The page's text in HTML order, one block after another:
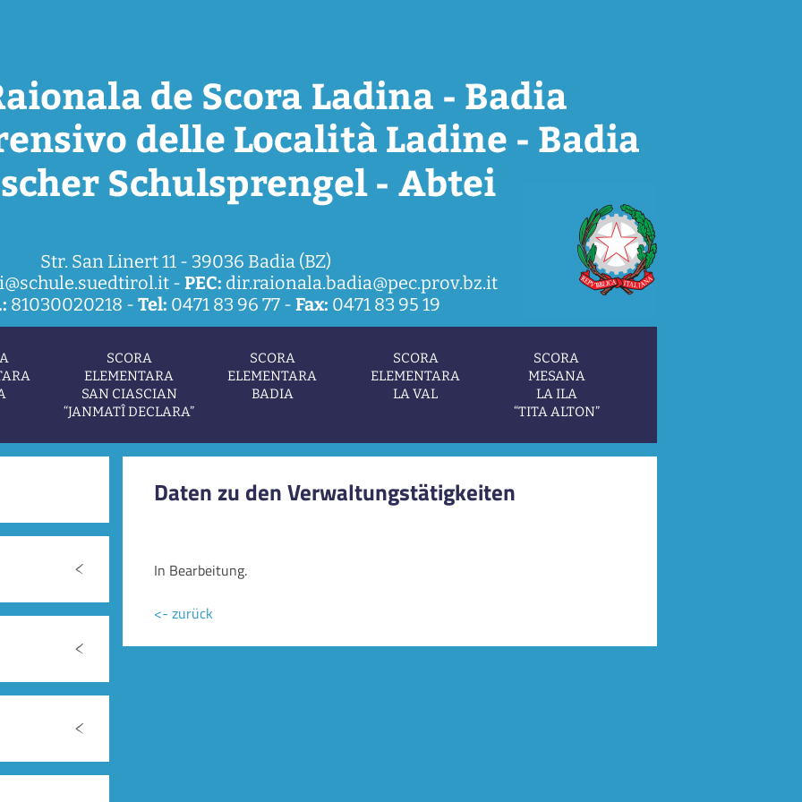
Str. San Linert 11 - 39036 Badia (BZ)
- PEC: dir.raionala.badia@pec.prov.bz.it
81030020218 - Tel: 0471 83 96 77 - Fax: 0471 83 95 19
SCORA
ELEMENTARA
SAN CIASCIAN
“JANMATÎ DECLARA”
SCORA
ELEMENTARA
BADIA
SCORA
ELEMENTARA
LA VAL
SCORA
MESANA
LA ILA
“TITA ALTON”
Daten zu den Verwaltungstätigkeiten
In Bearbeitung.
<- zurück